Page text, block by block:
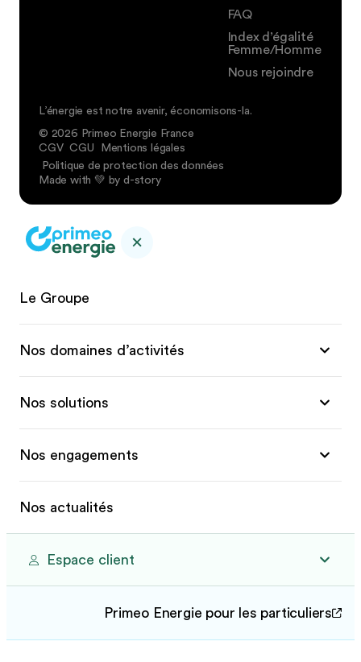
FAQ
Index d’égalité
Femme/Homme
Nous rejoindre
L’énergie est notre avenir, économisons-la.
© 2026 Primeo Energie France
CGV CGU
Mentions légales
Politique de protection des données
Made with 💚 by d-story
Le Groupe
Nos domaines d’activités
Nos solutions
Nos engagements
Nos actualités
Espace client
Primeo Energie pour les particuliers